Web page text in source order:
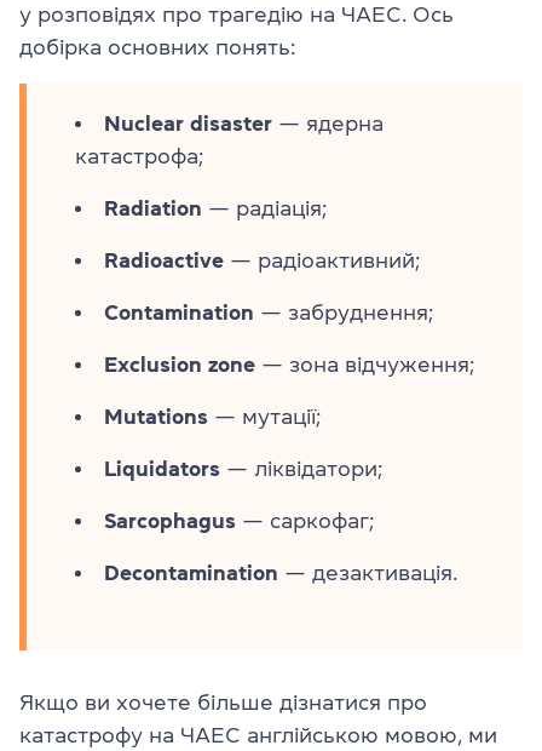
у розповідях про трагедію на ЧАЕС. Ось
добірка основних понять:
Nuclear disaster — ядерна
катастрофа;
Radiation — радіація;
Radioactive — радіоактивний;
Contamination — забруднення;
Exclusion zone — зона відчуження;
Mutations — мутації;
Liquidators — ліквідатори;
Sarcophagus — саркофаг;
Decontamination — дезактивація.
Якщо ви хочете більше дізнатися про
катастрофу на ЧАЕС англійською мовою, ми